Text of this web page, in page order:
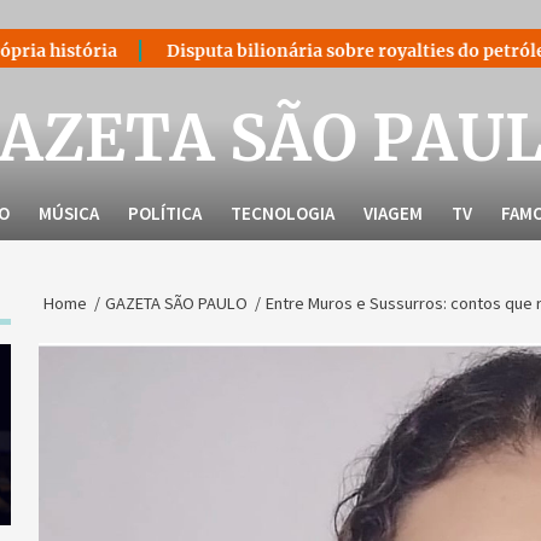
Disputa bilionária sobre royalties do petróleo volta ao
SÃO
MÚSICA POLÍTICA TECNOLOGIA VIAGEM TV
Home GAZETA SÃO PAULO Entre Muros e Sussurros: contos